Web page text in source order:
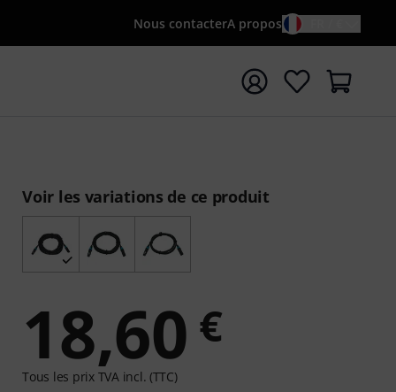
Nous contacterA propos
la recherche avec le terme de recherche
Voir les variations de ce produit
18,60 €
Tous les prix TVA incl. (TTC)